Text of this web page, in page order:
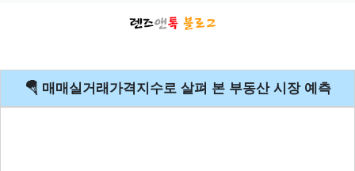
🪂 매매실거래가격지수로 살펴 본 부동산 시장 예측